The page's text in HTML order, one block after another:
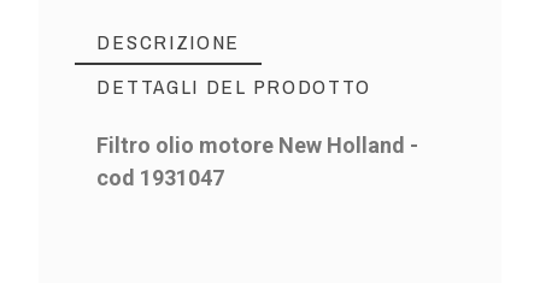
DESCRIZIONE
DETTAGLI DEL PRODOTTO
Filtro olio motore New Holland -
cod 1931047